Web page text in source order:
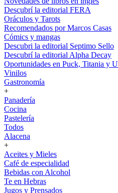
Descubrí la editorial FERA
Oráculos y Tarots
Recomendados por Marcos Casas
Cómics y mangas
Descubri la editorial Septimo Sello
Descubrí la editorial Alpha Decay
Oportunidades en Puck, Titania y
Vinilos
Gastronomía
+
Panadería
Cocina
Pastelería
Todos
Alacena
+
Aceites y Mieles
Café de especialidad
Bebidas con Alcohol
Te en Hebras
Jugos y Prensados